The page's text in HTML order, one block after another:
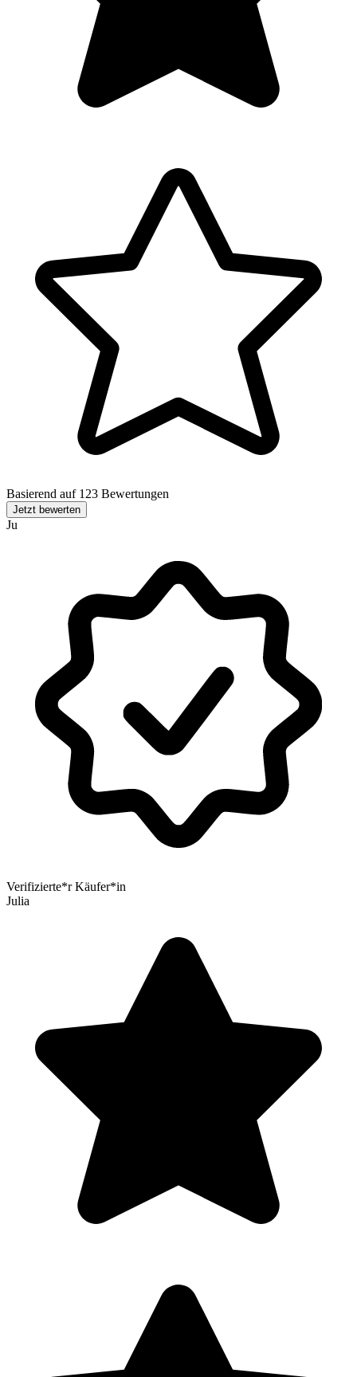
Basierend auf 123 Bewertungen
Jetzt bewerten
Ju
Verifizierte*r Käufer*in
Julia